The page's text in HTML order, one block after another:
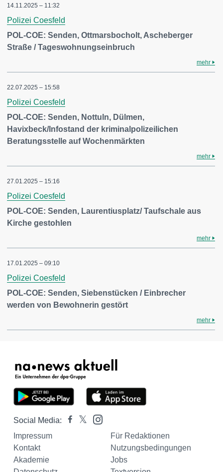
14.11.2025 – 11:32
Polizei Coesfeld
POL-COE: Senden, Ottmarsbocholt, Ascheberger
Straße / Tageswohnungseinbruch
mehr
22.07.2025 – 15:58
Polizei Coesfeld
POL-COE: Senden, Nottuln, Dülmen,
Havixbeck/Infostand der kriminalpolizeilichen
Beratungsstelle auf Wochenmärkten
mehr
27.01.2025 – 15:16
Polizei Coesfeld
POL-COE: Senden, Laurentiusplatz/ Taufschale aus
Kirche gestohlen
mehr
17.01.2025 – 09:10
Polizei Coesfeld
POL-COE: Senden, Siebenstücken / Einbrecher
werden von Bewohnerin gestört
mehr
Social Media:
Impressum
Für Redaktionen
Kontakt
Nutzungsbedingungen
Akademie
Jobs